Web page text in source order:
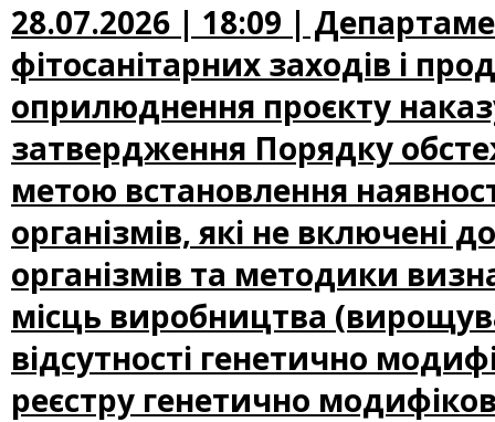
28.07.2026 | 18:09 |
фітосанітарних заходів і
оприлюднення проєкту
затвердження Порядку
метою встановлення
організмів, які не включені
організмів та методики
місць виробництва
відсутності генетично
реєстру генетично